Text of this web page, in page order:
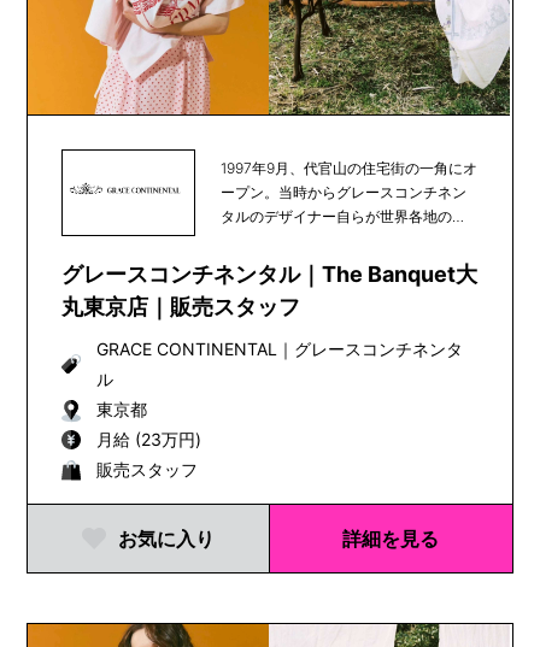
1997年9月、代官山の住宅街の一角にオ
ープン。当時からグレースコンチネン
タルのデザイナー自らが世界各地の素
グレースコンチネンタル｜The Banquet大
丸東京店｜販売スタッフ
GRACE CONTINENTAL ｜ グレースコンチネンタ
ル
東京都
月給 (23万円)
販売スタッフ
お気に入り 詳細を見る